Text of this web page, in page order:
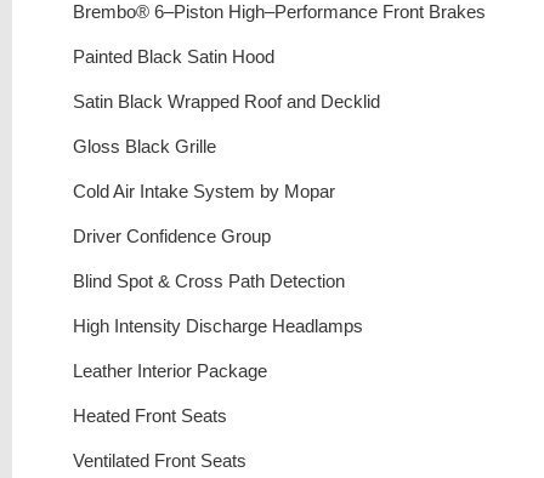
Brembo® 6–Piston High–Performance Front Brakes
Painted Black Satin Hood
Satin Black Wrapped Roof and Decklid
Gloss Black Grille
Cold Air Intake System by Mopar
Driver Confidence Group
Blind Spot & Cross Path Detection
High Intensity Discharge Headlamps
Leather Interior Package
Heated Front Seats
Ventilated Front Seats